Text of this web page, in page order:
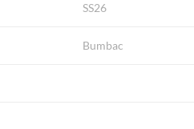
SS26
Bumbac